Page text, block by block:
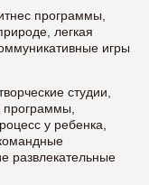
программы,
легкая
игры
студии,
у ребенка,
развлекательные